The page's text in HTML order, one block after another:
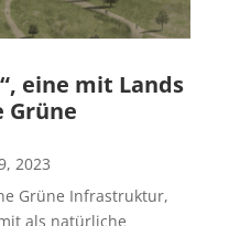
eine mit Lands
Grüne
2023
Grüne Infrastruktur,
als natürliche